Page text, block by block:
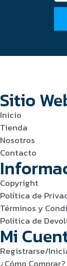
Sitio
Inicio
Tienda
Nosotros
Contacto
Copyright
Política de
Términos y
Política de
Mi
Registrarse/